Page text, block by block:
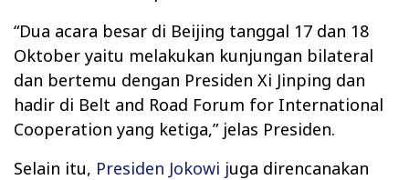
“Dua acara besar di Beijing tanggal 17 dan 18
Oktober yaitu melakukan kunjungan bilateral
dan bertemu dengan Presiden Xi Jinping dan
hadir di Belt and Road Forum for International
Cooperation yang ketiga,” jelas Presiden.
Selain itu, Presiden Jokowi juga direncanakan